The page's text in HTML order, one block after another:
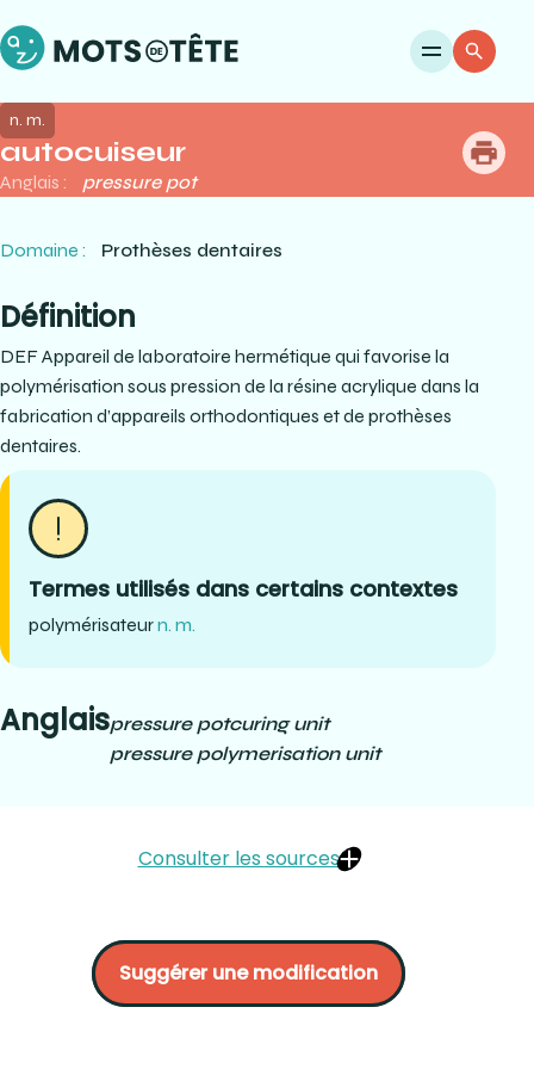
autocuiseur
n. m.
Anglais : pressure pot
Domaine : Prothèses dentaires
Définition
DEF Appareil de laboratoire hermétique qui favorise la
polymérisation sous pression de la résine acrylique dans la
fabrication d’appareils orthodontiques et de prothèses
dentaires.
Termes utilisés dans certains contextes
polymérisateurn. m.
Anglaispressure potcuring unit
pressure polymerisation unit
Consulter les sources
orthodontie. Édité par le CCDMD, Québec, p 42 :
https://www.dentalcompare.com/4421-Dental-
Pressure-Pots/33694-Pressure-Pot/?
Suggérer une modification